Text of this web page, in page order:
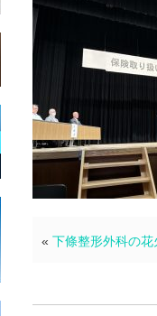
« 下條整形外科の花